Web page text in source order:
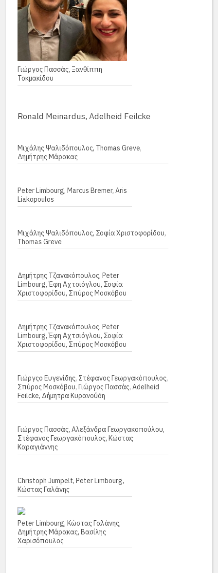
Γιώργος Πασσάς, Ξανθίππη
Τοκμακίδου
Ronald Meinardus, Adelheid Feilcke
Μιχάλης Ψαλιδόπουλος, Thomas Greve,
Δημήτρης Μάρακας
Peter Limbourg, Marcus Bremer, Aris
Liakopoulos
Μιχάλης Ψαλιδόπουλος, Σοφία Χριστοφορίδου,
Thomas Greve
Δημήτρης Τζανακόπουλος, Peter
Limbourg, Έφη Αχτσιόγλου, Σοφία
Χριστοφορίδου, Σπύρος Μοσκόβου
Δημήτρης Τζανακόπουλος, Peter
Limbourg, Έφη Αχτσιόγλου, Σοφία
Χριστοφορίδου, Σπύρος Μοσκόβου
Γιώργςο Ευγενίδης, Στέφανος Γεωργακόπουλος,
Σπύρος Μοσκόβου, Γιώργος Πασσάς, Adelheid
Feilcke, Δήμητρα Κυρανούδη
Γιώργος Πασσάς, Αλεξάνδρα Γεωργακοπούλου,
Στέφανος Γεωργακόπουλος, Κώστας
Καραγιάννης
Christoph Jumpelt, Peter Limbourg,
Κώστας Γαλάνης
Peter Limbourg, Κώστας Γαλάνης,
Δημήτρης Μάρακας, Βασίλης
Χαρισόπουλος